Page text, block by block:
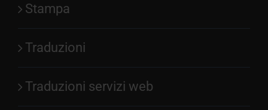
Stampa
Traduzioni
Traduzioni servizi web